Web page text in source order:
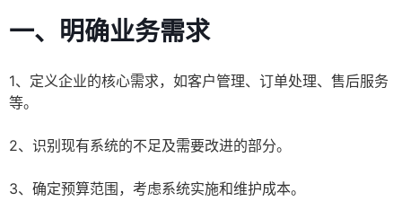
一、明确业务需求
1、定义企业的核心需求，如客户管理、订单处理、售后服务
等。
2、识别现有系统的不足及需要改进的部分。
3、确定预算范围，考虑系统实施和维护成本。